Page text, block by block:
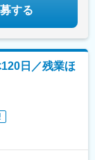
する
日／残業ほ